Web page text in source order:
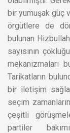
bir yumuşak güç
örgütlere de
bulunan
sayısının
mekanizmaları
Tarikatların
bir iletişim
seçim
çeşitli
partiler